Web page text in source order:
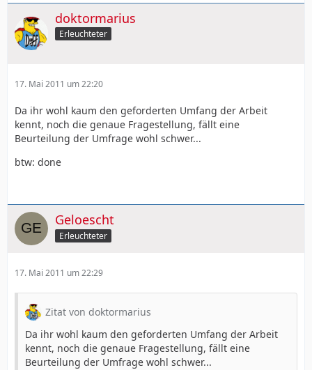
doktormarius
Erleuchteter
17. Mai 2011 um 22:20
Da ihr wohl kaum den geforderten Umfang der Arbeit
kennt, noch die genaue Fragestellung, fällt eine
Beurteilung der Umfrage wohl schwer...
btw: done
Geloescht
Erleuchteter
17. Mai 2011 um 22:29
Zitat von doktormarius
Da ihr wohl kaum den geforderten Umfang der Arbeit
kennt, noch die genaue Fragestellung, fällt eine
Beurteilung der Umfrage wohl schwer...